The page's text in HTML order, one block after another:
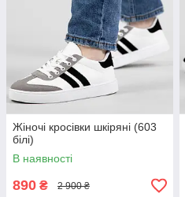
Жіночі кросівки шкіряні (603
білі)
В наявності
890 ₴ 2 900 ₴